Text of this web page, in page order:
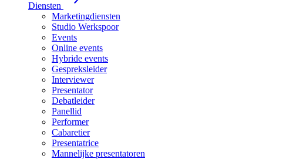
Diensten
Marketingdiensten
Studio Werkspoor
Events
Online events
Hybride events
Gespreksleider
Interviewer
Presentator
Debatleider
Panellid
Performer
Cabaretier
Presentatrice
Mannelijke presentatoren